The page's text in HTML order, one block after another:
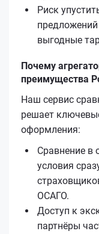
Риск
предложений
выгодные
Почему
преимущества
Наш сервис
решает
оформления:
Сравнение в
условия
ОСАГО.
Доступ к
партнёры